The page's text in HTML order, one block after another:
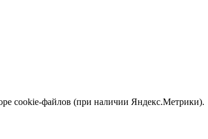
cookie-файлов (при наличии Яндекс.Метрики).